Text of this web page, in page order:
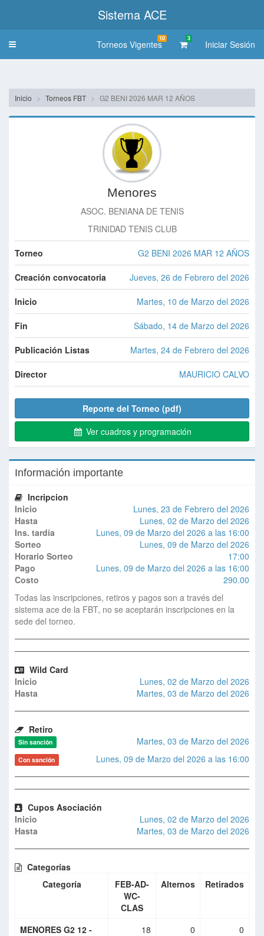
Sistema ACE
Toggle
Torneos Vigentes
10 3
Iniciar Sesión
Inicio Torneos FBT G2 BENI 2026 MAR 12 AÑOS
Menores
ASOC. BENIANA DE TENIS
TRINIDAD TENIS CLUB
Torneo G2 BENI 2026 MAR 12 AÑOS
Creación convocatoria Jueves, 26 de Febrero del 2026
Inicio Martes, 10 de Marzo del 2026
Fin Sábado, 14 de Marzo del 2026
Publicación Listas Martes, 24 de Febrero del 2026
Director MAURICIO CALVO
Reporte del Torneo (pdf)
Ver cuadros y programación
Información importante
Incripcion
Inicio
Lunes, 23 de Febrero del 2026
Hasta
Lunes, 02 de Marzo del 2026
Ins. tardía
Lunes, 09 de Marzo del 2026 a las 16:00
Sorteo
Lunes, 09 de Marzo del 2026
Horario Sorteo
17:00
Pago
Lunes, 09 de Marzo del 2026 a las 16:00
Costo
290.00
Todas las inscripciones, retiros y pagos son a través del
sistema ace de la FBT, no se aceptarán inscripciones en la
sede del torneo.
Wild Card
Inicio
Lunes, 02 de Marzo del 2026
Hasta
Martes, 03 de Marzo del 2026
Retiro
Sin sanción Martes, 03 de Marzo del 2026
Con sanción Lunes, 09 de Marzo del 2026 a las 16:00
Cupos Asociación
Inicio
Lunes, 02 de Marzo del 2026
Hasta
Martes, 03 de Marzo del 2026
Categorías
Categoría
FEB-AD-
WC-
CLAS
Alternos Retirados
MENORES G2 12 -
18 0 0